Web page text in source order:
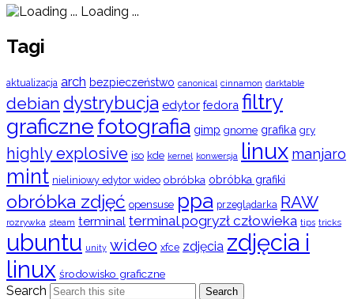
Loading ...
Tagi
aktualizacja arch bezpieczeństwo canonical cinnamon darktable
debian dystrybucja edytor fedora filtry
graficznefotografia gimp gnome grafika gry
highly explosive iso kde kernel konwersja linux manjaro
mint nieliniowy edytor wideo obróbka obróbka grafiki
obróbka zdjęć opensuse ppa przeglądarka RAW
rozrywka steam terminal terminal pogryzł człowieka tips tricks
ubuntu unity wideo xfce zdjęcia zdjęcia i
linux środowisko graficzne
Search Search